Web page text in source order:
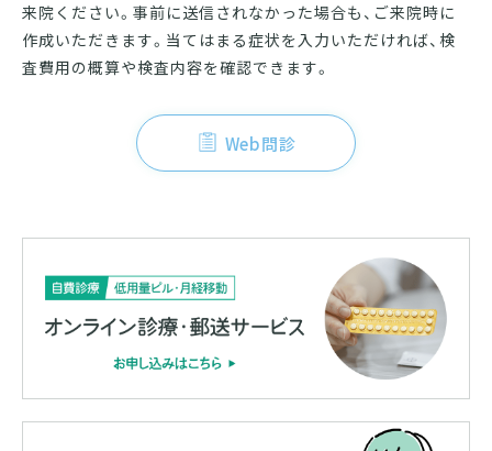
来院ください。事前に送信されなかった場合も、ご来院時に
作成いただきます。当てはまる症状を入力いただければ、検
査費用の概算や検査内容を確認できます。
Web問診